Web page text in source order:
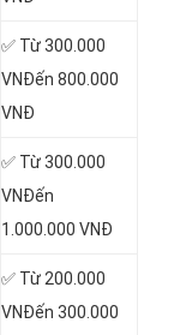
✅ Từ 300.000
VNĐến 800.000
VNĐ
✅ Từ 300.000
VNĐến
1.000.000 VNĐ
✅ Từ 200.000
VNĐến 300.000